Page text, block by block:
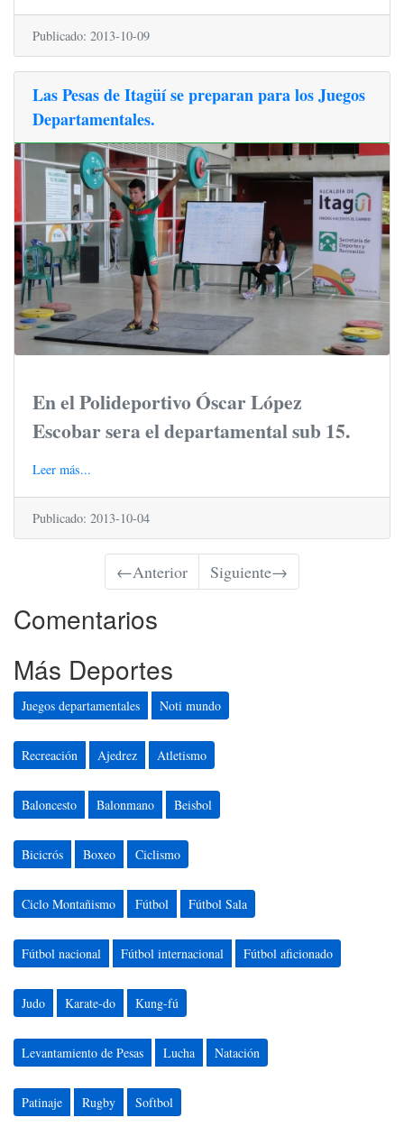
Publicado: 2013-10-09
Las Pesas de Itagüí se preparan para los Juegos
Departamentales.
En el Polideportivo Óscar López
Escobar sera el departamental sub 15.
Leer más...
Publicado: 2013-10-04
←Anterior Siguiente→
Comentarios
Más Deportes
Juegos departamentales Noti mundo
Recreación Ajedrez Atletismo
Baloncesto Balonmano Beisbol
Bicicrós Boxeo Ciclismo
Ciclo Montañismo Fútbol Fútbol Sala
Fútbol nacional Fútbol internacional Fútbol aficionado
Judo Karate-do Kung-fú
Levantamiento de Pesas Lucha Natación
Patinaje Rugby Softbol